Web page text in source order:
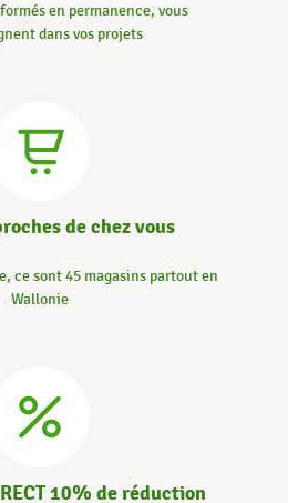
en permanence, vous
dans vos projets
de chez vous
ce sont 45 magasins partout en
Wallonie
10% de réduction